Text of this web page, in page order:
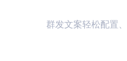
群发文案轻松配置